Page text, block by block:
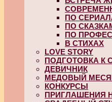
ПО
ПО
ПО
В СТИХАХ
LOVE STORY
ПОДГОТОВКА К
ДЕВИЧНИК
МЕДОВЫЙ
КОНКУРСЫ
ПРИГЛАШЕНИЯ